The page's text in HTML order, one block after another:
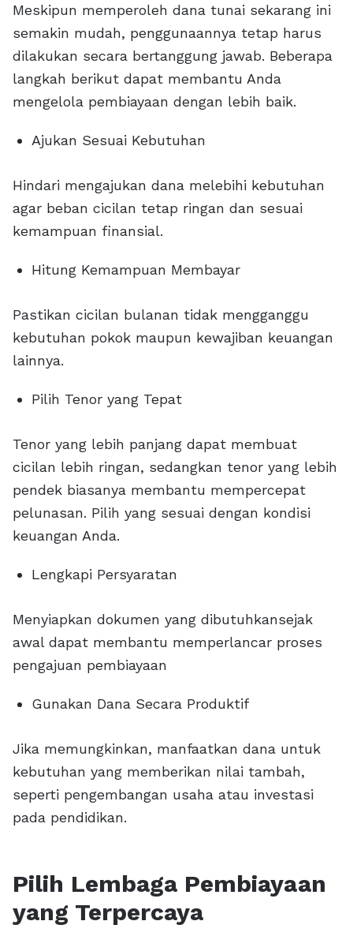
Meskipun memperoleh dana tunai sekarang ini
semakin mudah, penggunaannya tetap harus
dilakukan secara bertanggung jawab. Beberapa
langkah berikut dapat membantu Anda
mengelola pembiayaan dengan lebih baik.
Ajukan Sesuai Kebutuhan
Hindari mengajukan dana melebihi kebutuhan
agar beban cicilan tetap ringan dan sesuai
kemampuan finansial.
Hitung Kemampuan Membayar
Pastikan cicilan bulanan tidak mengganggu
kebutuhan pokok maupun kewajiban keuangan
lainnya.
Pilih Tenor yang Tepat
Tenor yang lebih panjang dapat membuat
cicilan lebih ringan, sedangkan tenor yang lebih
pendek biasanya membantu mempercepat
pelunasan. Pilih yang sesuai dengan kondisi
keuangan Anda.
Lengkapi Persyaratan
Menyiapkan dokumen yang dibutuhkansejak
awal dapat membantu memperlancar proses
pengajuan pembiayaan
Gunakan Dana Secara Produktif
Jika memungkinkan, manfaatkan dana untuk
kebutuhan yang memberikan nilai tambah,
seperti pengembangan usaha atau investasi
pada pendidikan.
Pilih Lembaga Pembiayaan
yang Terpercaya